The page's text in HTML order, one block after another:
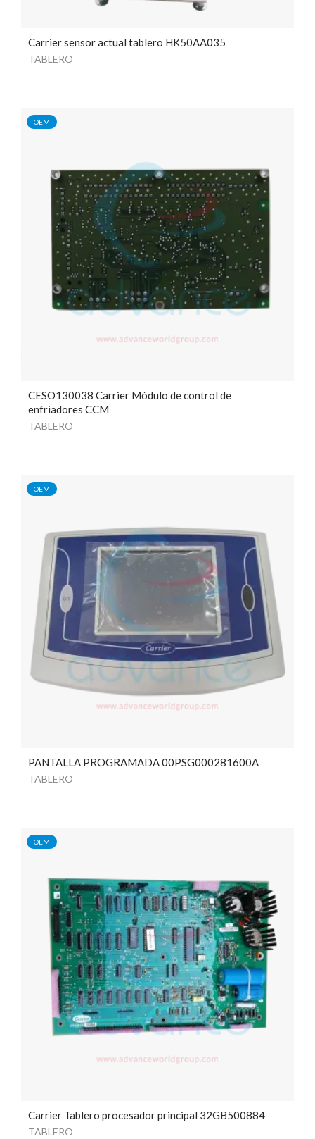
Carrier sensor actual tablero HK50AA035
TABLERO
OEM
CESO130038 Carrier Módulo de control de
enfriadores CCM
TABLERO
OEM
PANTALLA PROGRAMADA 00PSG000281600A
TABLERO
OEM
Carrier Tablero procesador principal 32GB500884
TABLERO